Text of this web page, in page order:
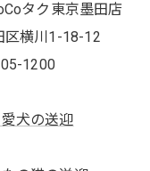
タク東京墨田店
区横川1-18-12
1200
犬の送迎